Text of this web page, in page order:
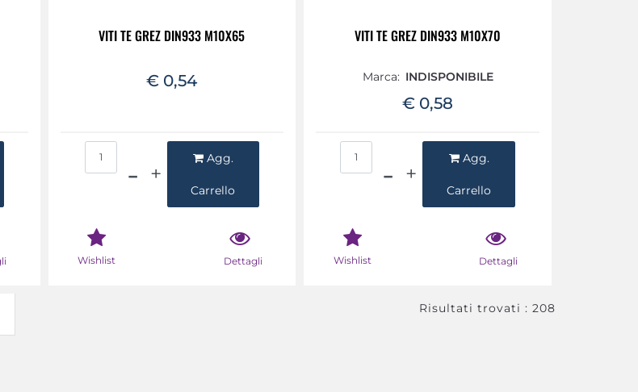
VITI TE GREZ DIN933 M10X65
€ 0,54
Agg.
Carrello
Wishlist Dettagli
VITI TE GREZ DIN933 M10X70
Marca: INDISPONIBILE
€ 0,58
Agg.
Carrello
Wishlist Dettagli
Risultati trovati : 208